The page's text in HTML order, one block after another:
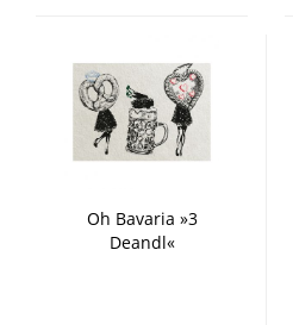
Oh Bavaria »3
Deandl«